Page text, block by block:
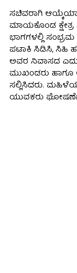
ಸಚಿವರಾಗಿ ಆಯ್ಕೆಯಾದ
ಮಾಯಕೊಂಡ
ಭಾಗಗಳಲ್ಲಿ
ಪಟಾಕಿ ಸಿಡಿಸಿ, ಸಿಹಿ
ಅವರ ನಿವಾಸದ
ಮುಖಂಡರು
ಸಲ್ಲಿಸಿದರು.
ಯುವಕರು